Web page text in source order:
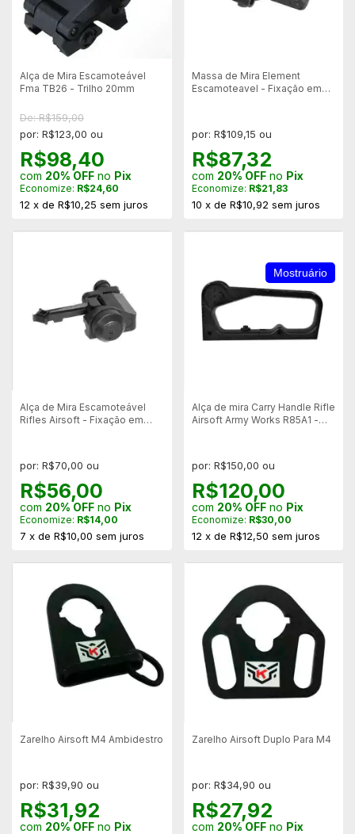
Alça de Mira Escamoteável
Fma TB26 - Trilho 20mm
De: R$159,00
por: R$123,00 ou
R$98,40
com 20% OFF no Pix
Economize: R$24,60
12 x de R$10,25 sem juros
Massa de Mira Element
Escamoteavel - Fixação em
por: R$109,15 ou
R$87,32
com 20% OFFno Pix
Economize: R$21,83
10 x de R$10,92 sem juros
Alça de Mira Escamoteável
Rifles Airsoft - Fixação em
por: R$70,00 ou
R$56,00
com 20% OFF no Pix
Economize: R$14,00
7 x de R$10,00 sem juros
Mostruário
Alça de mira Carry Handle Rifle
Airsoft Army Works R85A1 -
por: R$150,00 ou
R$120,00
com 20% OFFno Pix
Economize: R$30,00
12 x de R$12,50 sem juros
Zarelho Airsoft M4 Ambidestro
por: R$39,90 ou
R$31,92
com 20% OFF no Pix
Zarelho Airsoft Duplo Para M4
por: R$34,90 ou
R$27,92
com 20% OFFno Pix